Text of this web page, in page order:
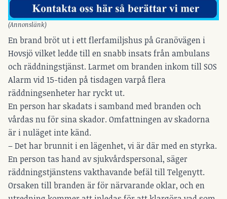
(Annonslänk)
En brand bröt ut i ett flerfamiljshus på Granövägen i
Hovsjö vilket ledde till en snabb insats från ambulans
och räddningstjänst. Larmet om branden inkom till SOS
Alarm vid 15-tiden på tisdagen varpå flera
räddningsenheter har ryckt ut.
En person har skadats i samband med branden och
vårdas nu för sina skador. Omfattningen av skadorna
är i nuläget inte känd.
– Det har brunnit i en lägenhet, vi är där med en styrka.
En person tas hand av sjukvårdspersonal, säger
räddningstjänstens vakthavande befäl till Telgenytt.
Orsaken till branden är för närvarande oklar, och en